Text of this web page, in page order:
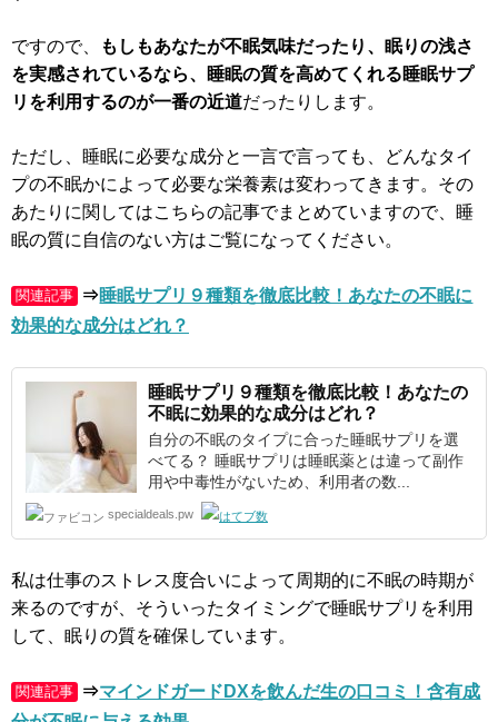
ですので、
もしもあなたが不眠気味だったり、眠りの浅さ
を実感されているなら、睡眠の質を高めてくれる睡眠サプ
リを利用するのが一番の近道だったりします。
ただし、睡眠に必要な成分と一言で言っても、どんなタイ
プの不眠かによって必要な栄養素は変わってきます。その
あたりに関してはこちらの記事でまとめていますので、睡
眠の質に自信のない方はご覧になってください。
関連記事 ⇒睡眠サプリ９種類を徹底比較！あなたの不眠に
効果的な成分はどれ？
睡眠サプリ ９種類を徹底比較！あなたの
不眠に効果的な成分はどれ？
自分の不眠のタイプに合った睡眠サプリを選
べてる？ 睡眠サプリは睡眠薬とは違って副作
用や中毒性がないため、利用者の数...
specialdeals.pw
私は仕事のストレス度合いによって周期的に不眠の時期が
来るのですが、そういったタイミングで睡眠サプリを利用
して、眠りの質を確保しています。
関連記事 ⇒マインドガードDXを飲んだ生の口コミ！含有成